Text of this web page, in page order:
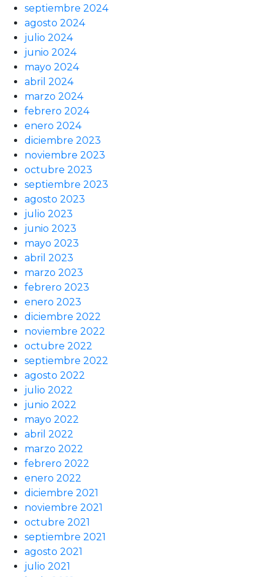
septiembre 2024
agosto 2024
julio 2024
junio 2024
mayo 2024
abril 2024
marzo 2024
febrero 2024
enero 2024
diciembre 2023
noviembre 2023
octubre 2023
septiembre 2023
agosto 2023
julio 2023
junio 2023
mayo 2023
abril 2023
marzo 2023
febrero 2023
enero 2023
diciembre 2022
noviembre 2022
octubre 2022
septiembre 2022
agosto 2022
julio 2022
junio 2022
mayo 2022
abril 2022
marzo 2022
febrero 2022
enero 2022
diciembre 2021
noviembre 2021
octubre 2021
septiembre 2021
agosto 2021
julio 2021